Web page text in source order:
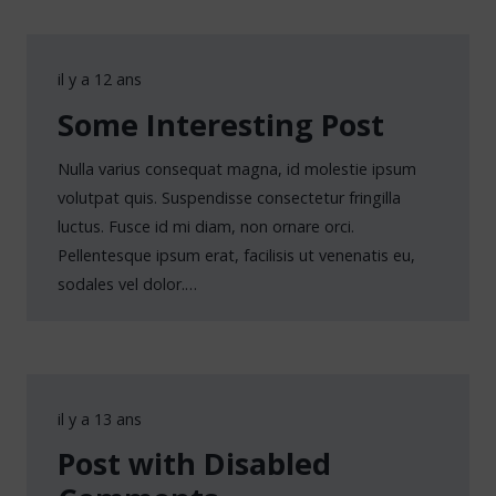
il y a 12 ans
Some Interesting Post
Nulla varius consequat magna, id molestie ipsum
volutpat quis. Suspendisse consectetur fringilla
luctus. Fusce id mi diam, non ornare orci.
Pellentesque ipsum erat, facilisis ut venenatis eu,
sodales vel dolor.…
il y a 13 ans
Post with Disabled